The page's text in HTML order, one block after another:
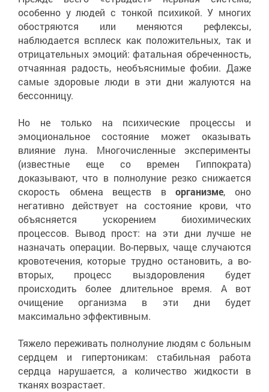
особенно у людей с тонкой психикой. У многих
обостряются или меняются рефлексы,
наблюдается всплеск как положительных, так и
отрицательных эмоций: фатальная обреченность,
отчаянная радость, необъяснимые фобии. Даже
самые здоровые люди в эти дни жалуются на
бессонницу.
Но не только на психические процессы и
эмоциональное состояние может оказывать
влияние луна. Многочисленные эксперименты
(известные еще со времен Гиппократа)
доказывают, что в полнолуние резко снижается
скорость обмена веществ ворганизме, оно
негативно действует на состояние крови, что
объясняется ускорением биохимических
процессов. Вывод прост: на эти дни лучше не
назначать операции. Во-первых, чаще случаются
кровотечения, которые трудно остановить, а во-
вторых, процесс выздоровления будет
происходить более длительное время. А вот
очищение организма в эти дни будет
максимально эффективным.
Тяжело переживать полнолуние людям с больным
сердцем и гипертоникам: стабильная работа
сердца нарушается, а количество жидкости в
тканях возрастает.